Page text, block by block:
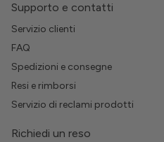
Supporto e contatti
Servizio clienti
FAQ
Spedizioni e consegne
Resi e rimborsi
Servizio di reclami prodotti
Richiedi un reso